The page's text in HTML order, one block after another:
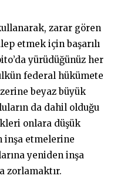
zarar gören
etmek için başarılı
yürüdüğünüz her
federal hükümete
beyaz büyük
da dahil olduğu
onlara düşük
inşa etmelerine
yeniden inşa
zorlamaktır.